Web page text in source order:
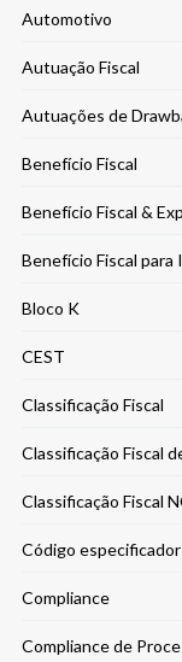
Automotivo
Autuação Fiscal
Autuações de
Benefício Fiscal
Benefício Fiscal &
Benefício Fiscal para
Bloco K
CEST
Classificação Fiscal
Classificação Fiscal
Classificação Fiscal
Código
Compliance
Compliance de